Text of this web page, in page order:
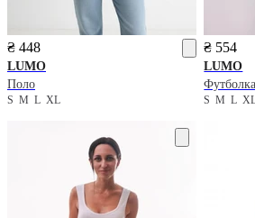
₴ 448
LUMO
Поло
S M L XL
₴ 554
LUMO
Футболка
SML